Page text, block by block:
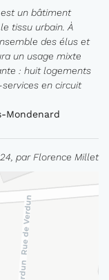
un bâtiment
tissu urbain. À
des élus et
un usage mixte
: huit logements
en circuit
Mondenard
par Florence Millet